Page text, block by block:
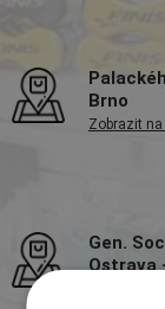
Brno
Zobrazit na
Gen.
Ostrava